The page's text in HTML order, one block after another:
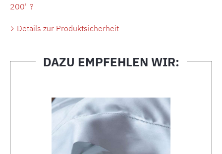
200" ?
Details zur Produktsicherheit
DAZU EMPFEHLEN WIR: